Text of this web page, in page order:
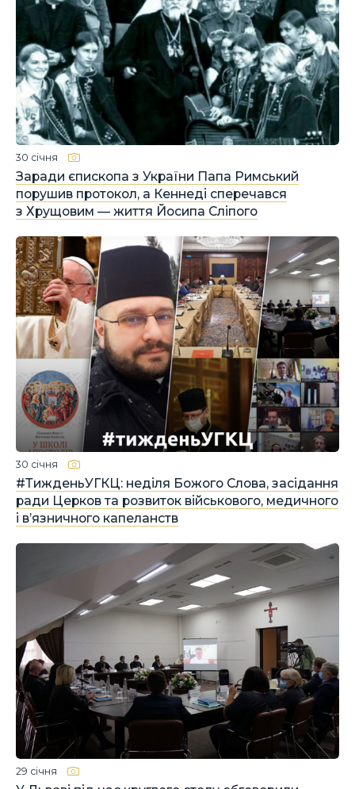
Заради єпископа з України Папа Римський
порушив протокол, а Кеннеді сперечався
з Хрущовим — життя Йосипа Сліпого
30 січня
#ТижденьУГКЦ: неділя Божого Слова, засідання
ради Церков та розвиток військового, медичного
і в’язничного капеланств
30 січня
29 січня